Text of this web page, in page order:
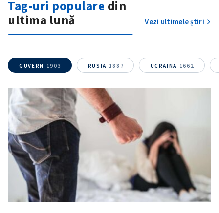
Tag-uri populare din
ultima lună
Vezi ultimele știri
GUVERN 1903 RUSIA 1887 UCRAINA 1662
Link media
+ Link media
Mesajul știrei
+ Mesajul știrei
CONTACT SURSĂ
Sursă anonimă
+ Numele meu
Email + Emailul meu
Telefon
+ Telefon personal